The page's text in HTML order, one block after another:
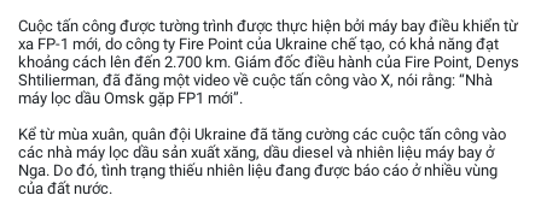
Cuộc tấn công được tường trình được thực hiện bởi máy bay điều khiển từ
xa FP-1 mới, do công ty Fire Point của Ukraine chế tạo, có khả năng đạt
khoảng cách lên đến 2.700 km. Giám đốc điều hành của Fire Point, Denys
Shtilierman, đã đăng một video về cuộc tấn công vào X, nói rằng: “Nhà
máy lọc dầu Omsk gặp FP1 mới”.
Kể từ mùa xuân, quân đội Ukraine đã tăng cường các cuộc tấn công vào
các nhà máy lọc dầu sản xuất xăng, dầu diesel và nhiên liệu máy bay ở
Nga. Do đó, tình trạng thiếu nhiên liệu đang được báo cáo ở nhiều vùng
của đất nước.